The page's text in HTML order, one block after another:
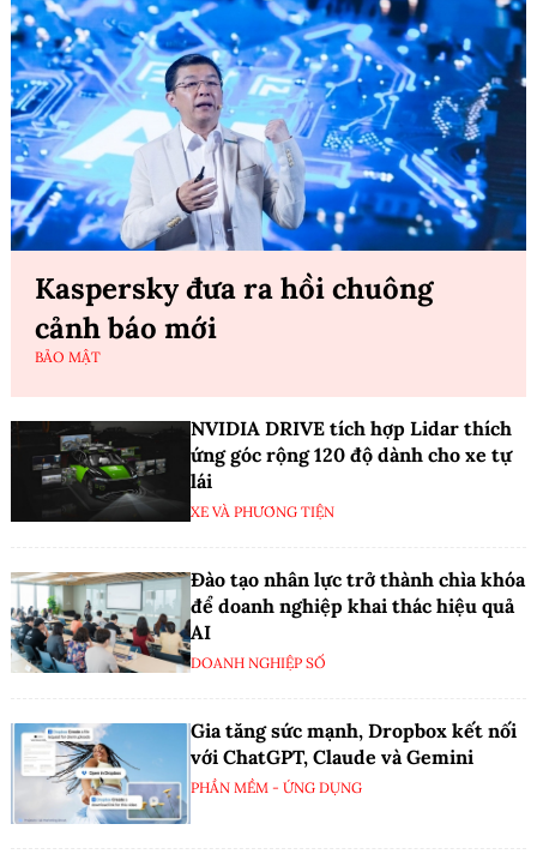
Kaspersky đưa ra hồi chuông
cảnh báo mới
BẢO MẬT
NVIDIA DRIVE tích hợp Lidar thích
ứng góc rộng 120 độ dành cho xe tự
lái
XE VÀ PHƯƠNG TIỆN
Đào tạo nhân lực trở thành chìa khóa
để doanh nghiệp khai thác hiệu quả
AI
DOANH NGHIỆP SỐ
Gia tăng sức mạnh, Dropbox kết nối
với ChatGPT, Claude và Gemini
PHẦN MỀM - ỨNG DỤNG